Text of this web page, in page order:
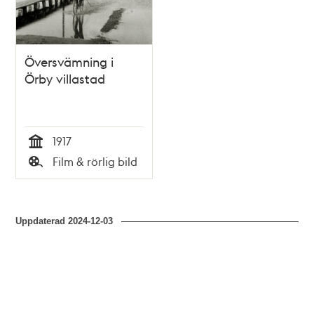
Översvämning i
Örby villastad
Tid
1917
Typ
Film & rörlig bild
Uppdaterad2024-12-03